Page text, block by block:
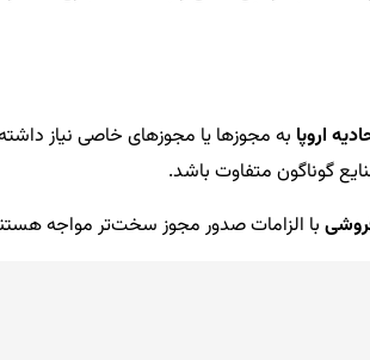
اروپا به مجوزها یا مجوزهای خاصی نیاز
گوناگون متفاوت باشد.
با الزامات صدور مجوز سخت‌تر مواجه